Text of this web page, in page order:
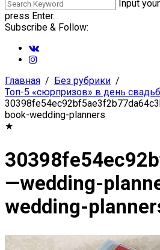
Input
press Enter.
Subscribe & Follow:
Главная
Без рубрики
Топ-5 «сюрпризов» в день
book-wedding-planners
★
—wedding-
wedding-